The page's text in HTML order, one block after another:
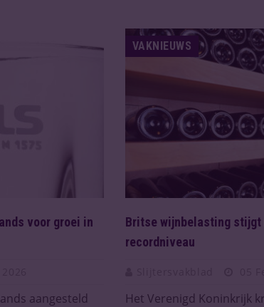
voor groei in
aangesteld
VAKNIEUWS
Britse wijnbelasting stijgt
recordniveau
Het Verenigd Koninkrijk